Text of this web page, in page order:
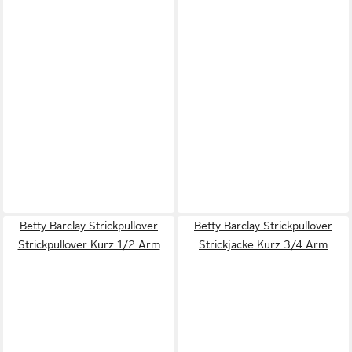
Betty Barclay Strickpullover
Strickpullover Kurz 1/2 Arm
Betty Barclay Strickpullover
Strickjacke Kurz 3/4 Arm